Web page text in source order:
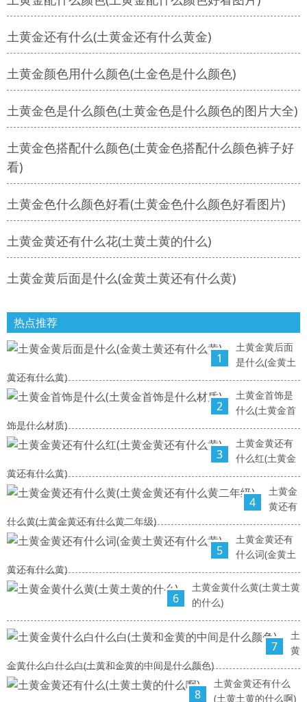
土黄金还有什么(土黄金还有什么黄金)
土黄金颜色用什么颜色(土金色是什么颜色)
土黄金色是什么颜色(土黄金色是什么颜色的图片大全)
土黄金色搭配什么颜色(土黄金色搭配什么颜色裤子好
看)
土黄金色什么颜色好看(土黄金色什么颜色好看图片)
土黄金黄还有什么花(土黄土黄的什么)
土黄金黄后面是什么(金黄土黄还有什么黄)
热点推荐
1
土黄金黄后面
是什么(金黄土
黄还有什么黄)
2
土黄金首饰是
什么(土黄金首
饰是什么材质)
3
土黄金黄还有
什么红(土黄金
黄还有什么黄)
4
土黄金
黄还有
什么黄(土黄金黄还有什么黄二年级)
5
土黄金黄还有
什么词(金黄土
黄还有什么黄)
6
土黄金黄什么黄(土黄土黄
的什么)
7
土
黄
金黄什么白什么白(土黄和金黄的中间是什么颜色)
8
土黄金黄还有什么
(土黄土黄的什么啊)